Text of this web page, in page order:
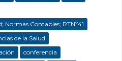
Normas Contables; RTNº41
de la Salud
conferencia